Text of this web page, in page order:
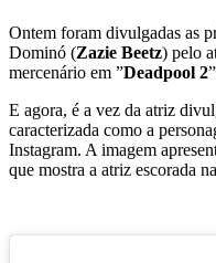
Ontem foram divulgadas as
Dominó (Zazie Beetz) pelo
mercenário em ”Deadpool 2
E agora, é a vez da atriz
caracterizada como a
Instagram. A imagem
que mostra a atriz escorada